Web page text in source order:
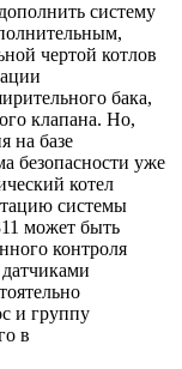
дополнить систему
чертой котлов
бака,
клапана. Но,
на базе
безопасности уже
котел
системы
может быть
контроля
и группу
в